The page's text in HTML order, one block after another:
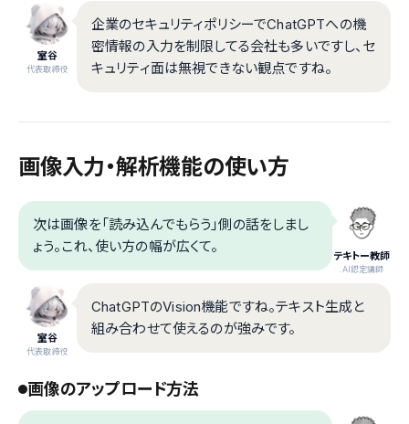
室谷
代表取締役
企業のセキュリティポリシーでChatGPTへの機
密情報の入力を制限してる会社も多いですし、セ
キュリティ面は無視できない観点ですね。
画像入力・解析機能の使い方
テキトー教師
.AI認定講師
次は画像を「読み込んでもらう」側の話をしまし
ょう。これ、使い方の幅が広くて。
室谷
代表取締役
ChatGPTのVision機能ですね。テキスト生成と
組み合わせて使えるのが強みです。
画像のアップロード方法